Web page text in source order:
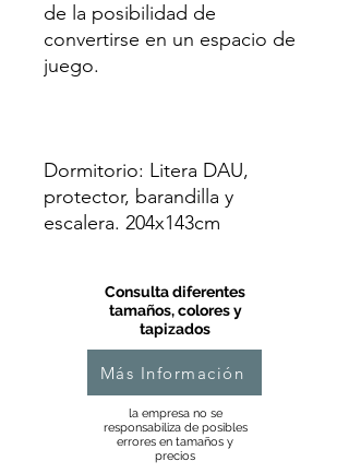
de la posibilidad de
convertirse en un espacio de
juego.
Dormitorio: Litera DAU,
protector, barandilla y
escalera. 204x143cm
Consulta diferentes
tamaños, colores y
tapizados
Más Información
la empresa no se
responsabiliza de posibles
errores en tamaños y
precios